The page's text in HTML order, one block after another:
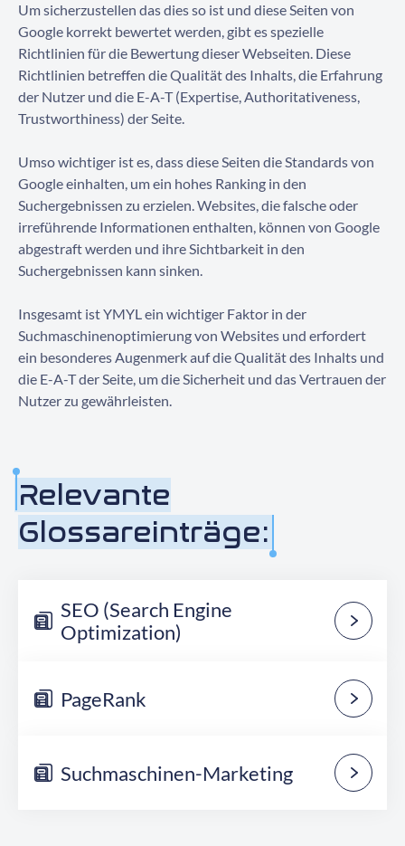
Um sicherzustellen das dies so ist und diese Seiten von
Google korrekt bewertet werden, gibt es spezielle
Richtlinien für die Bewertung dieser Webseiten. Diese
Richtlinien betreffen die Qualität des Inhalts, die Erfahrung
der Nutzer und die E-A-T (Expertise, Authoritativeness,
Trustworthiness) der Seite.
Umso wichtiger ist es, dass diese Seiten die Standards von
Google einhalten, um ein hohes Ranking in den
Suchergebnissen zu erzielen. Websites, die falsche oder
irreführende Informationen enthalten, können von Google
abgestraft werden und ihre Sichtbarkeit in den
Suchergebnissen kann sinken.
Insgesamt ist YMYL ein wichtiger Faktor in der
Suchmaschinenoptimierung von Websites und erfordert
ein besonderes Augenmerk auf die Qualität des Inhalts und
die E-A-T der Seite, um die Sicherheit und das Vertrauen der
Nutzer zu gewährleisten.
Relevante
Glossareinträge:
SEO (Search Engine
Optimization)
PageRank
Suchmaschinen-Marketing